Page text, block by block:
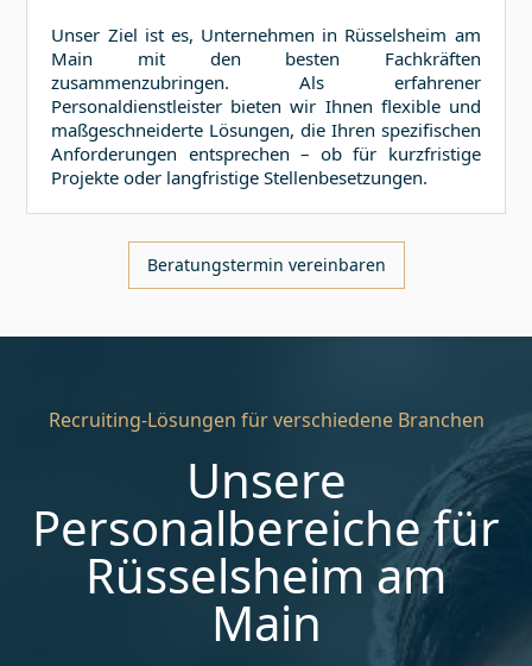
Unser Ziel ist es, Unternehmen in Rüsselsheim am
Main mit den besten Fachkräften
zusammenzubringen. Als erfahrener
Personaldienstleister bieten wir Ihnen flexible und
maßgeschneiderte Lösungen, die Ihren spezifischen
Anforderungen entsprechen – ob für kurzfristige
Projekte oder langfristige Stellenbesetzungen.
Beratungstermin vereinbaren
Recruiting-Lösungen für verschiedene Branchen
Unsere
Personalbereiche für
Rüsselsheim am
Main